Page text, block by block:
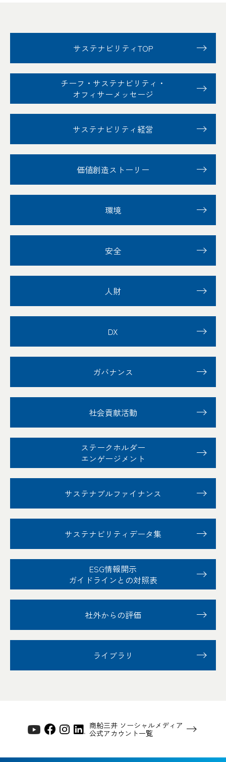
サステナビリティTOP
チーフ・サステナビリティ ・
オフィサーメッセージ
サステナビリティ経営
価値創造ストーリー
環境
安全
人財
DX
ガバナンス
社会貢献活動
ステークホルダー
エンゲージメント
サステナブルファイナンス
サステナビリティ データ集
ESG情報開示
ガイドラインとの対照表
社外からの評価
ライブラリ
商船三井 ソーシャルメディア
公式アカウント一覧